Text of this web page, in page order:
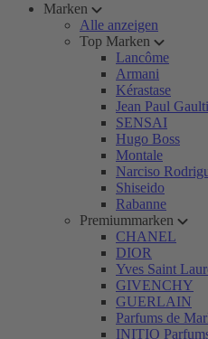
Marken
Alle anzeigen
Top Marken
Lancôme
Armani
Kérastase
Jean Paul
SENSAI
Hugo Boss
Montale
Narciso
Shiseido
Rabanne
Premiummarken
CHANEL
DIOR
Yves Saint
GIVENCHY
GUERLAIN
Parfums de
INITIO